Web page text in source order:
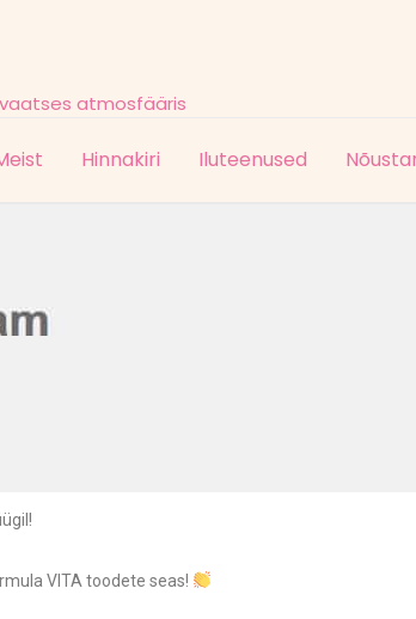
Tasuta tarne pakiautomaatidesse
atmosfääris
Hinnakiri Iluteenused
VITA toodete seas!